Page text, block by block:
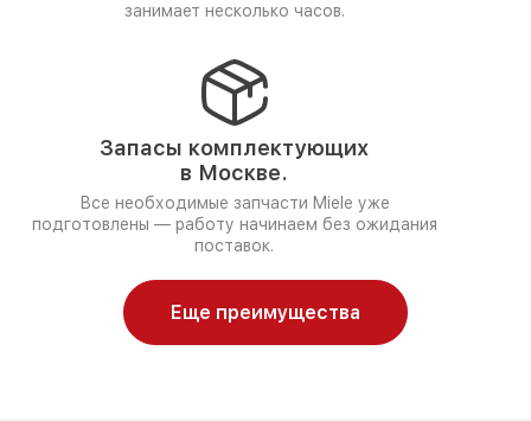
занимает несколько часов.
Запасы комплектующих
в Москве.
Все необходимые запчасти Miele уже
подготовлены — работу начинаем без ожидания
поставок.
Еще преимущества